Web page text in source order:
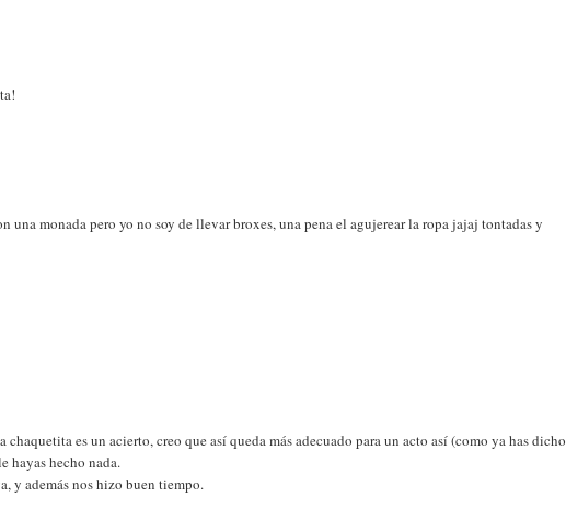
una monada pero yo no soy de llevar broxes, una pena el agujerear la ropa jajaj tontadas y
es un acierto, creo que así queda más adecuado para un acto así (como ya has dicho
hayas hecho nada.
y además nos hizo buen tiempo.